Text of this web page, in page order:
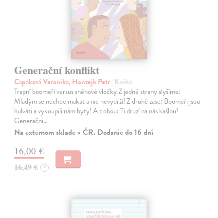
Generační konflikt
Capáková Veronika, Honzejk Petr| Kniha
Trapní boomeři versus sněhové vločky Z jedné strany slyšíme:
Mladým se nechce makat a nic nevydrží! Z druhé zase: Boomeři jsou
hulváti a vykoupili nám byty! A z obou: Ti druzí na nás kašlou!
Generační…
Na externom sklade v ČR. Dodanie do 16 dní
16,00 €
16,49 € ?